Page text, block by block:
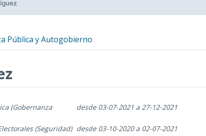
Pública y Autogobierno
(Gobernanza
desde 03-07-2021 a 27-12-2021
(Seguridad) desde 03-10-2020 a 02-07-2021